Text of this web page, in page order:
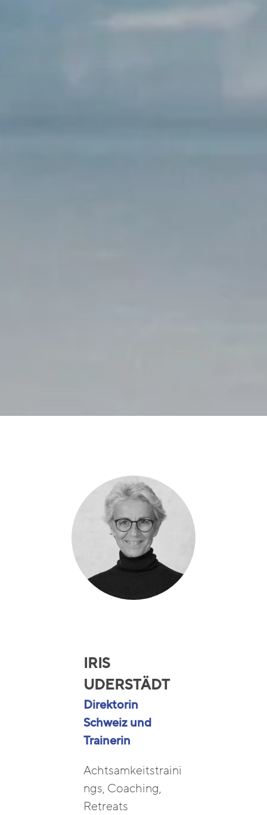
IRIS
UDERSTÄDT
Direktorin
Schweiz und
Trainerin
Achtsamkeitstraini
ngs, Coaching,
Retreats